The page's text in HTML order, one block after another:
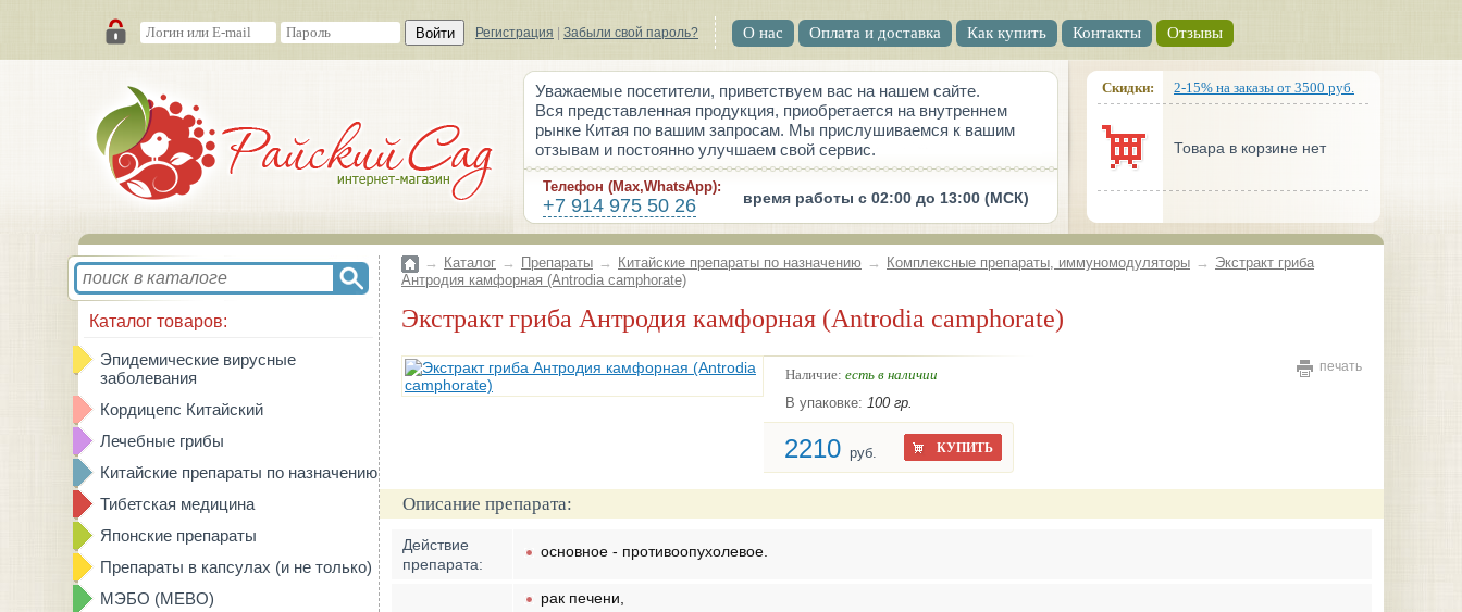
Войти Регистрация Забыли свой пароль? О нас Оплата и доставка Как купить Контакты Отзывы
Уважаемые посетители, приветствуем вас на нашем сайте.
Вся представленная продукция, приобретается на внутреннем
рынке Китая по вашим запросам. Мы прислушиваемся к вашим
отзывам и постоянно улучшаем свой сервис.
Телефон (Max,WhatsApp):
+7 914 975 50 26 время работы с 02:00 до 13:00 (МСК)
Скидки: 2-15% на заказы от 3500 руб.
Товара в корзине нет
Каталог товаров:
Эпидемические вирусные
заболевания
Кордицепс Китайский
Лечебные грибы
Китайские препараты по назначению
Тибетская медицина
Японские препараты
Препараты в капсулах (и не только)
МЭБО (MEBO)
→ Каталог → Препараты → Китайские препараты по назначению → Комплексные препараты, иммуномодуляторы → Экстракт гриба
Антродия камфорная (Antrodia camphorate)
Экстракт гриба Антродия камфорная (Antrodia camphorate)
печать
Наличие: есть в наличии
В упаковке: 100 гр.
2210 руб. КУПИТЬ
Описание препарата:
Действие
препарата:
основное - противоопухолевое.
рак печени,